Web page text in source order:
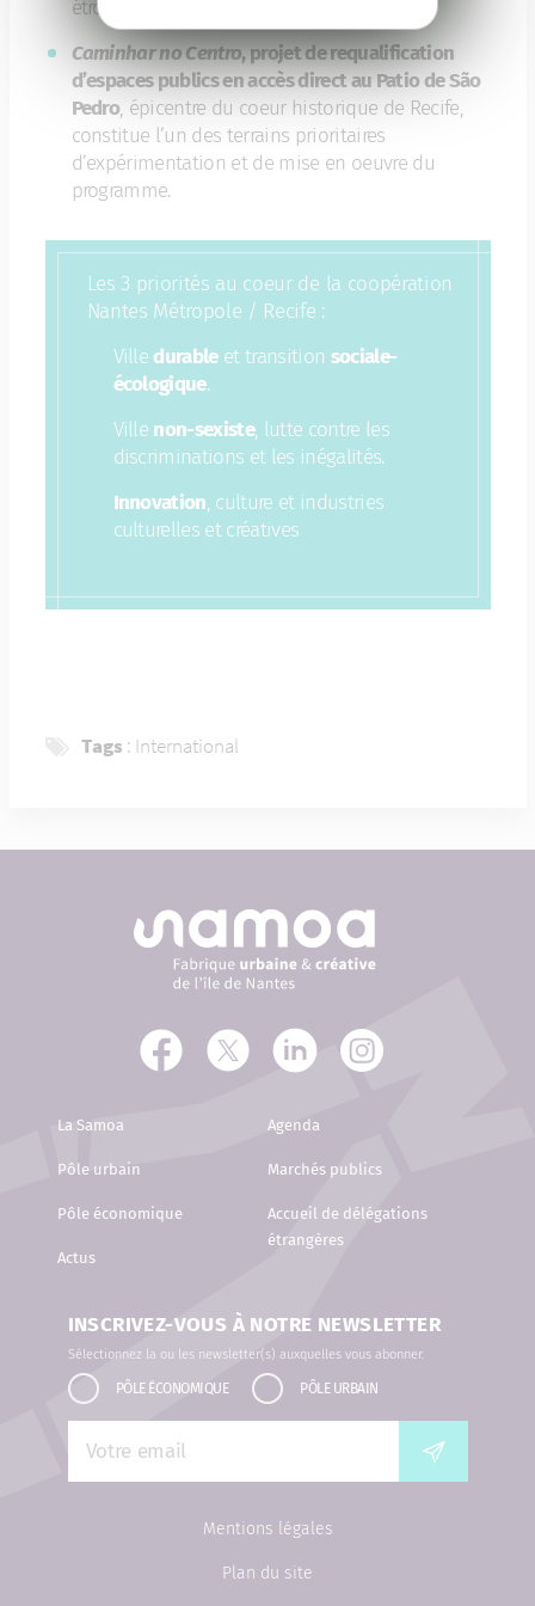
étroitement avec la recherche.
Caminhar no Centro, projet de requalification
d’espaces publics en accès direct au Patio de São
Pedro, épicentre du coeur historique de Recife,
constitue l’un des terrains prioritaires
d’expérimentation et de mise en oeuvre du
programme.
Les 3 priorités au coeur de la coopération
Nantes Métropole / Recife :
Villedurableet transition sociale-
écologique.
Ville non-sexiste, lutte contre les
discriminations et les inégalités.
Innovation, culture et industries
culturelles et créatives
Tags : International
La Samoa
Pôle urbain
Pôle économique
Actus
Agenda
Marchés publics
Accueil de délégations
étrangères
INSCRIVEZ-VOUS À NOTRE NEWSLETTER
Sélectionnez la ou les newsletter(s) auxquelles vous abonner.
PÔLE ÉCONOMIQUE PÔLE URBAIN
Mentions légales
Plan du site